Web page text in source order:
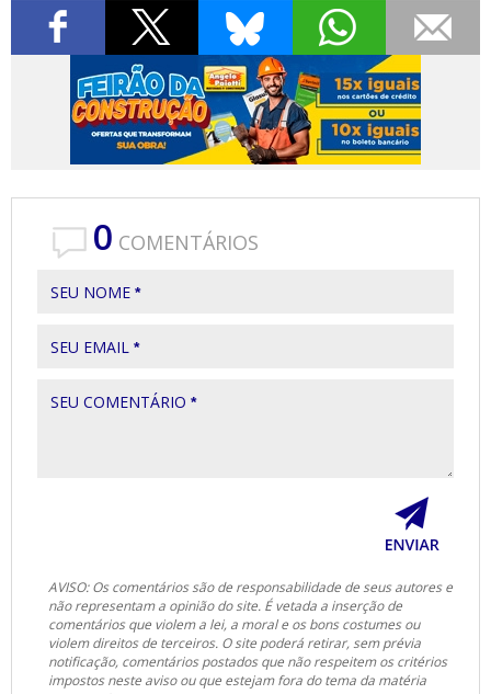
0 COMENTÁRIOS
SEU NOME *
SEU EMAIL *
SEU COMENTÁRIO *
AVISO: Os comentários são de responsabilidade de seus autores e
não representam a opinião do site. É vetada a inserção de
comentários que violem a lei, a moral e os bons costumes ou
violem direitos de terceiros. O site poderá retirar, sem prévia
notificação, comentários postados que não respeitem os critérios
impostos neste aviso ou que estejam fora do tema da matéria